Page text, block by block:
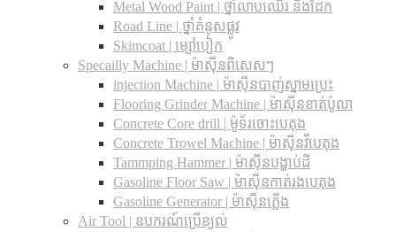
Metal Wood Paint | ថ្នាំលាបឈើរ និងដែក
Road Line | ថ្នាំគំនូសផ្លូវ
Skimcoat | ម្សៅបៀក
Specailly Machine | ម៉ាស៊ីនពិសេសៗ
injection Machine | ម៉ាស៊ីនបាញ់ស្នាមប្រេះ
Flooring Grinder Machine | ម៉ាស៊ីនខាត់ប៉ូលា
Concrete Core drill | ម៉ូទ័រចោះបេតុង
Concrete Trowel Machine | ម៉ាស៊ីនវីបេតុង
Tammping Hammer | ម៉ាស៊ីនបង្ហាប់ដី
Gasoline Floor Saw | ម៉ាស៊ីនកាត់រងបេតុង
Gasoline Generator | ម៉ាស៊ីនភ្លើង
Air Tool | ឧបករណ៍ប្រើខ្យល់